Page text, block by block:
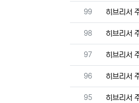
번호
99 히브리서
번호
98 히브리서
번호
97 히브리서
번호
96 히브리서
번호
95 히브리서